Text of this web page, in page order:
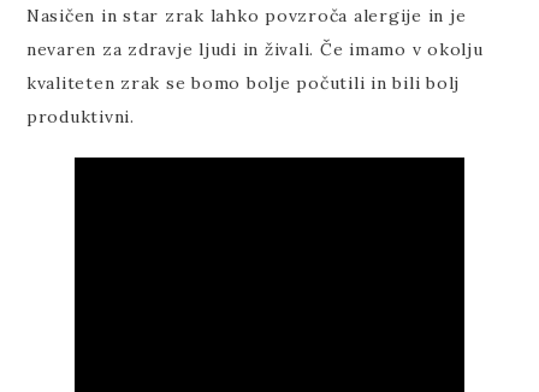
Nasičen in star zrak lahko povzroča alergije in je
nevaren za zdravje ljudi in živali. Če imamo v okolju
kvaliteten zrak se bomo bolje počutili in bili bolj
produktivni.